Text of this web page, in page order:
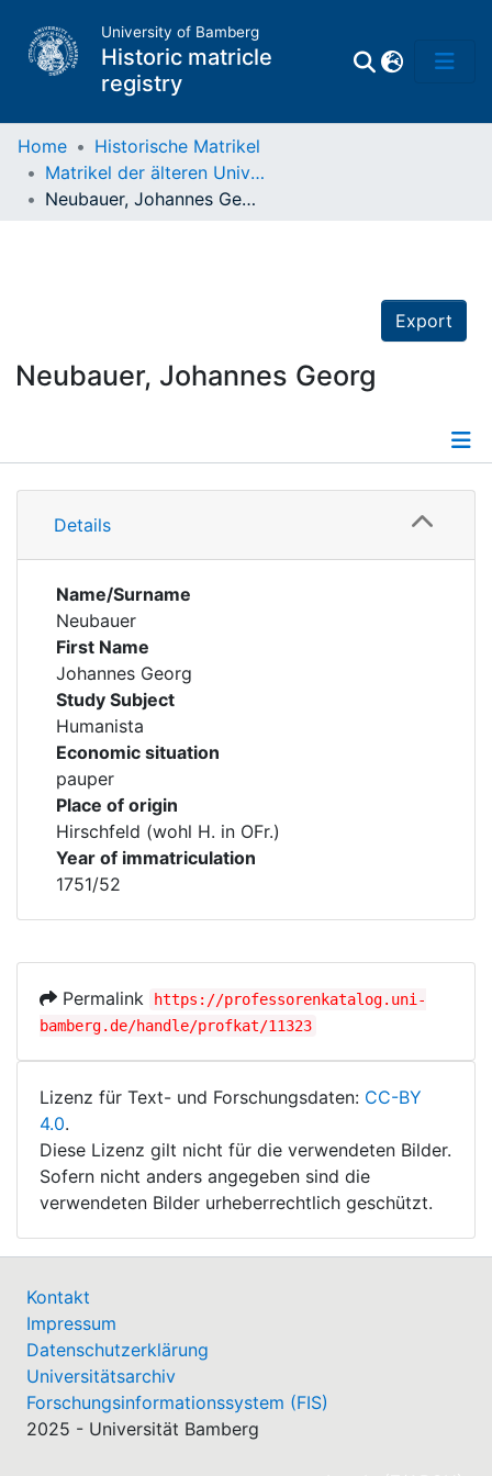
University of Bamberg
Historic matricle
registry
Matrikel
Home
Historische Matrikel
Matrikel der älteren Universität
Neubauer, Johannes Georg
Export
Neubauer, Johannes Georg
Details
Details
Name/Surname
Neubauer
First Name
Johannes Georg
Study Subject
Humanista
Economic situation
pauper
Place of origin
Hirschfeld (wohl H. in OFr.)
Year of immatriculation
1751/52
Permalink
https://professorenkatalog.uni-
bamberg.de/handle/profkat/11323
Lizenz für Text- und Forschungsdaten: CC-BY
4.0.
Diese Lizenz gilt nicht für die verwendeten Bilder.
Sofern nicht anders angegeben sind die
verwendeten Bilder urheberrechtlich geschützt.
Kontakt
Impressum
Datenschutzerklärung
Universitätsarchiv
Forschungsinformationssystem (FIS)
2025 - Universität Bamberg